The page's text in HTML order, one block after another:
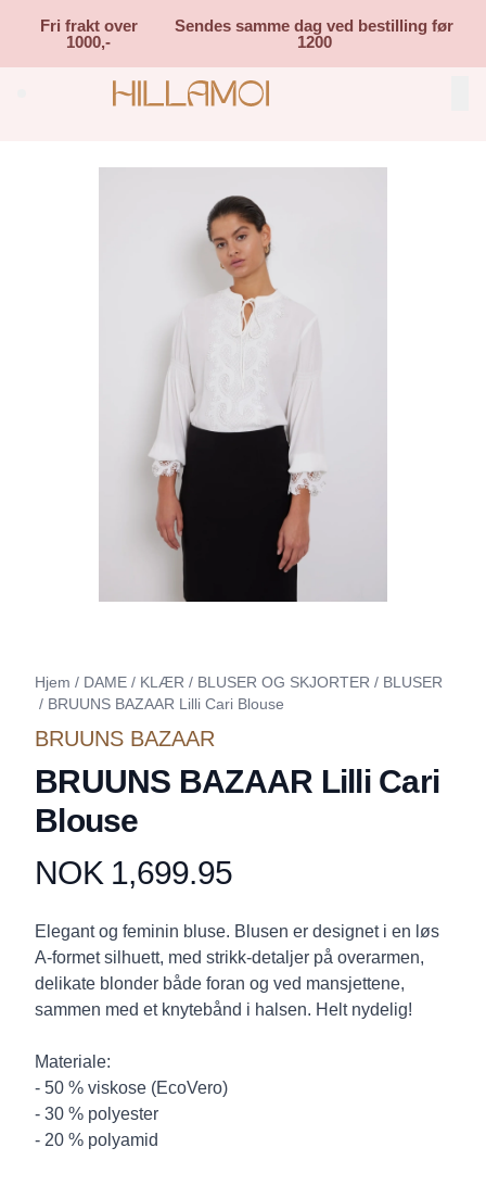
Fri frakt over
1000,-
Sendes samme dag ved bestilling før
1200
Search (⌘K)
Hjem / DAME / KLÆR / BLUSER OG SKJORTER / BLUSER
/ BRUUNS BAZAAR Lilli Cari Blouse
BRUUNS BAZAAR
BRUUNS BAZAAR Lilli Cari
Blouse
Produktdetaljer
NOK 1,699.95
Description
Elegant og feminin bluse. Blusen er designet i en løs
A-formet silhuett, med strikk-detaljer på overarmen,
delikate blonder både foran og ved mansjettene,
sammen med et knytebånd i halsen. Helt nydelig!
Materiale:
- 50 % viskose (EcoVero)
- 30 % polyester
- 20 % polyamid